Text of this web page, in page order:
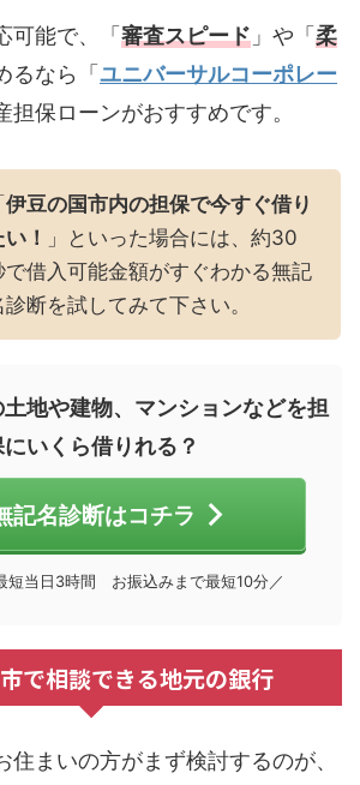
可能で、「 審査スピード 」や「 柔
るなら「 ユニバーサルコーポレー
担保ローンがおすすめです。
伊豆の国市内の担保で今すぐ借り
！
」といった場合には、約30
で借入可能金額がすぐわかる無記
診断を試してみて下さい。
地や建物、マンションなどを担
いくら借りれる？
記名診断はコチラ
短当日3時間 お振込みまで最短10分／
で相談できる地元の銀行
住まいの方がまず検討するのが、